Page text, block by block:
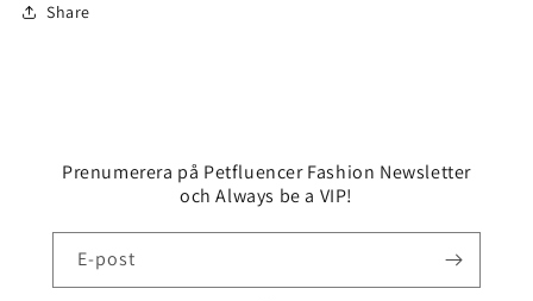
Share
Prenumerera på Petfluencer Fashion Newsletter
och Always be a VIP!
E-post